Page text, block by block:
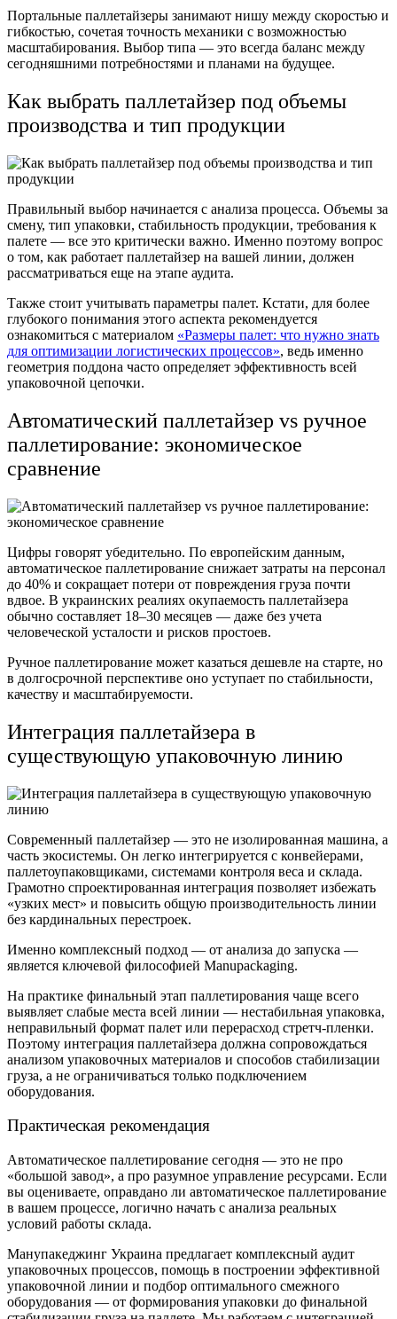
Портальные паллетайзеры занимают нишу между скоростью и
гибкостью, сочетая точность механики с возможностью
масштабирования. Выбор типа — это всегда баланс между
сегодняшними потребностями и планами на будущее.
Как выбрать паллетайзер под объемы
производства и тип продукции
Правильный выбор начинается с анализа процесса. Объемы за
смену, тип упаковки, стабильность продукции, требования к
палете — все это критически важно. Именно поэтому вопрос
о том, как работает паллетайзер на вашей линии, должен
рассматриваться еще на этапе аудита.
Также стоит учитывать параметры палет. Кстати, для более
глубокого понимания этого аспекта рекомендуется
ознакомиться с материалом «Размеры палет: что нужно знать
для оптимизации логистических процессов», ведь именно
геометрия поддона часто определяет эффективность всей
упаковочной цепочки.
Автоматический паллетайзер vs ручное
паллетирование: экономическое
сравнение
Цифры говорят убедительно. По европейским данным,
автоматическое паллетирование снижает затраты на персонал
до 40% и сокращает потери от повреждения груза почти
вдвое. В украинских реалиях окупаемость паллетайзера
обычно составляет 18–30 месяцев — даже без учета
человеческой усталости и рисков простоев.
Ручное паллетирование может казаться дешевле на старте, но
в долгосрочной перспективе оно уступает по стабильности,
качеству и масштабируемости.
Интеграция паллетайзера в
существующую упаковочную линию
Современный паллетайзер — это не изолированная машина, а
часть экосистемы. Он легко интегрируется с конвейерами,
паллетоупаковщиками, системами контроля веса и склада.
Грамотно спроектированная интеграция позволяет избежать
«узких мест» и повысить общую производительность линии
без кардинальных перестроек.
Именно комплексный подход — от анализа до запуска —
является ключевой философией Manupackaging.
На практике финальный этап паллетирования чаще всего
выявляет слабые места всей линии — нестабильная упаковка,
неправильный формат палет или перерасход стретч-пленки.
Поэтому интеграция паллетайзера должна сопровождаться
анализом упаковочных материалов и способов стабилизации
груза, а не ограничиваться только подключением
оборудования.
Практическая рекомендация
Автоматическое паллетирование сегодня — это не про
«большой завод», а про разумное управление ресурсами. Если
вы оцениваете, оправдано ли автоматическое паллетирование
в вашем процессе, логично начать с анализа реальных
условий работы склада.
Манупакеджинг Украина предлагает комплексный аудит
упаковочных процессов, помощь в построении эффективной
упаковочной линии и подбор оптимального смежного
оборудования — от формирования упаковки до финальной